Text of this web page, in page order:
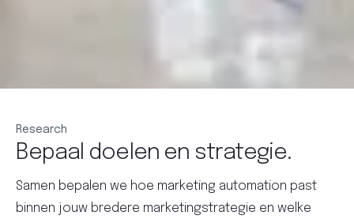
Research
Bepaal doelen en strategie.
Samen bepalen we hoe marketing automation past
binnen jouw bredere marketingstrategie en welke